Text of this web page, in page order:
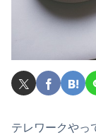
テレワークやっ